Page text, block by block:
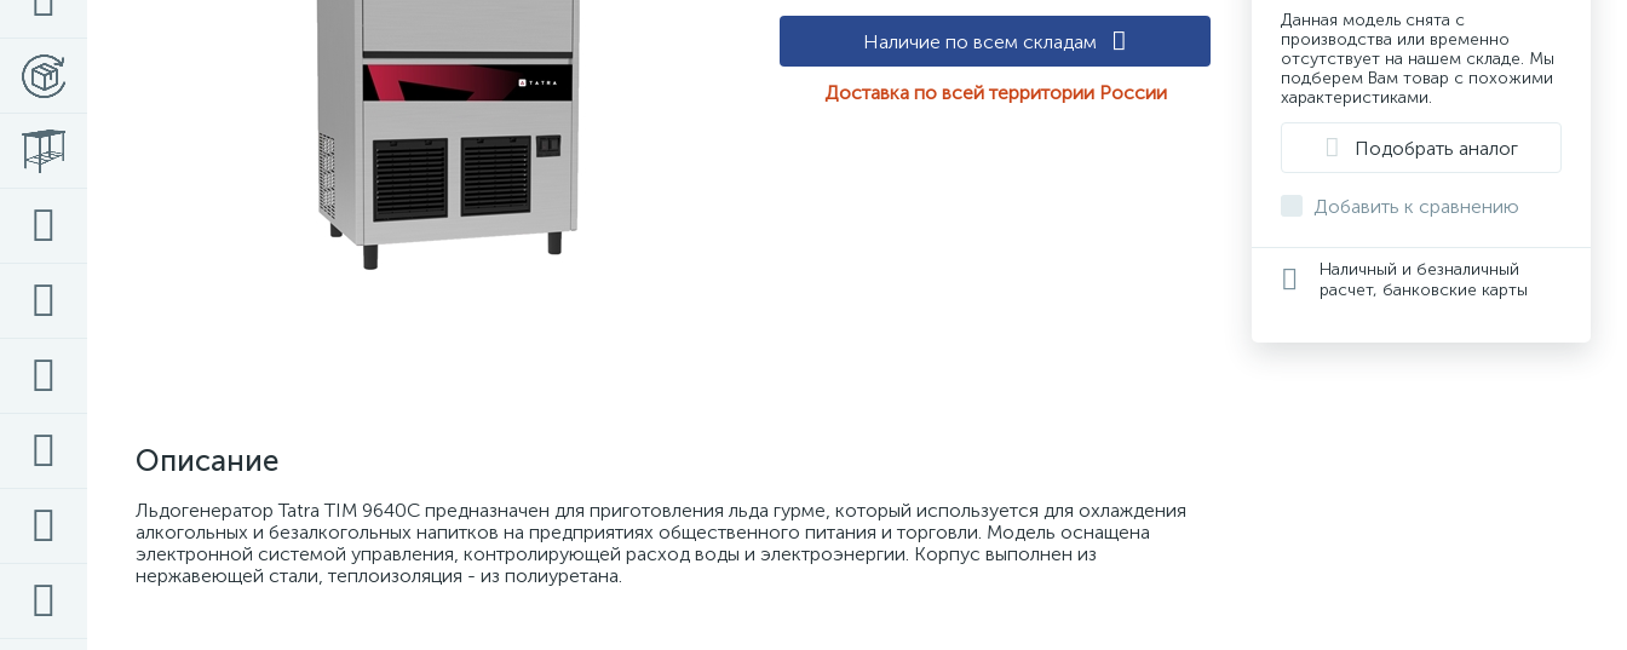
Наличие по всем складам
Доставка по всей территории России
Описание
Льдогенератор Tatra TIM 9640C предназначен для приготовления льда гурме, который используется для охлаждения
алкогольных и безалкогольных напитков на предприятиях общественного питания и торговли. Модель оснащена
электронной системой управления, контролирующей расход воды и электроэнергии. Корпус выполнен из
нержавеющей стали, теплоизоляция - из полиуретана.
Данная модель снята с
производства или временно
отсутствует на нашем складе. Мы
подберем Вам товар с похожими
характеристиками.
Подобрать аналог
Добавить к сравнению
Наличный и безналичный
расчет, банковские карты